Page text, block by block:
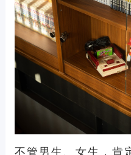
不管男生、女生，肯